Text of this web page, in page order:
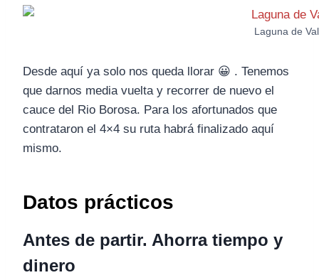
Laguna de
Desde aquí ya solo nos queda llorar 😀 . Tenemos
que darnos media vuelta y recorrer de nuevo el
cauce del Rio Borosa. Para los afortunados que
contrataron el 4×4 su ruta habrá finalizado aquí
mismo.
Datos prácticos
Antes de partir. Ahorra tiempo y
dinero